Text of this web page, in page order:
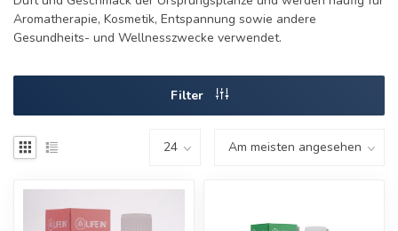
Aromatherapie, Kosmetik, Entspannung sowie andere
Gesundheits- und Wellnesszwecke verwendet.
Filter